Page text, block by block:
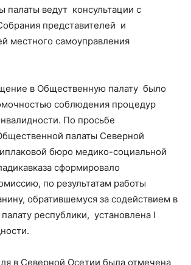
палаты ведут консультации с
представителей и
местного самоуправления
в Общественную палату было
соблюдения процедур
По просьбе
палаты Северной
бюро медико-социальной
сформировало
по результатам работы
обратившемуся за содействием в
республики, установлена I
в Северной Осетии была отмечена